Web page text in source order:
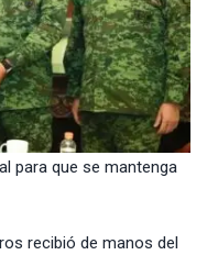
para que se mantenga
recibió de manos del